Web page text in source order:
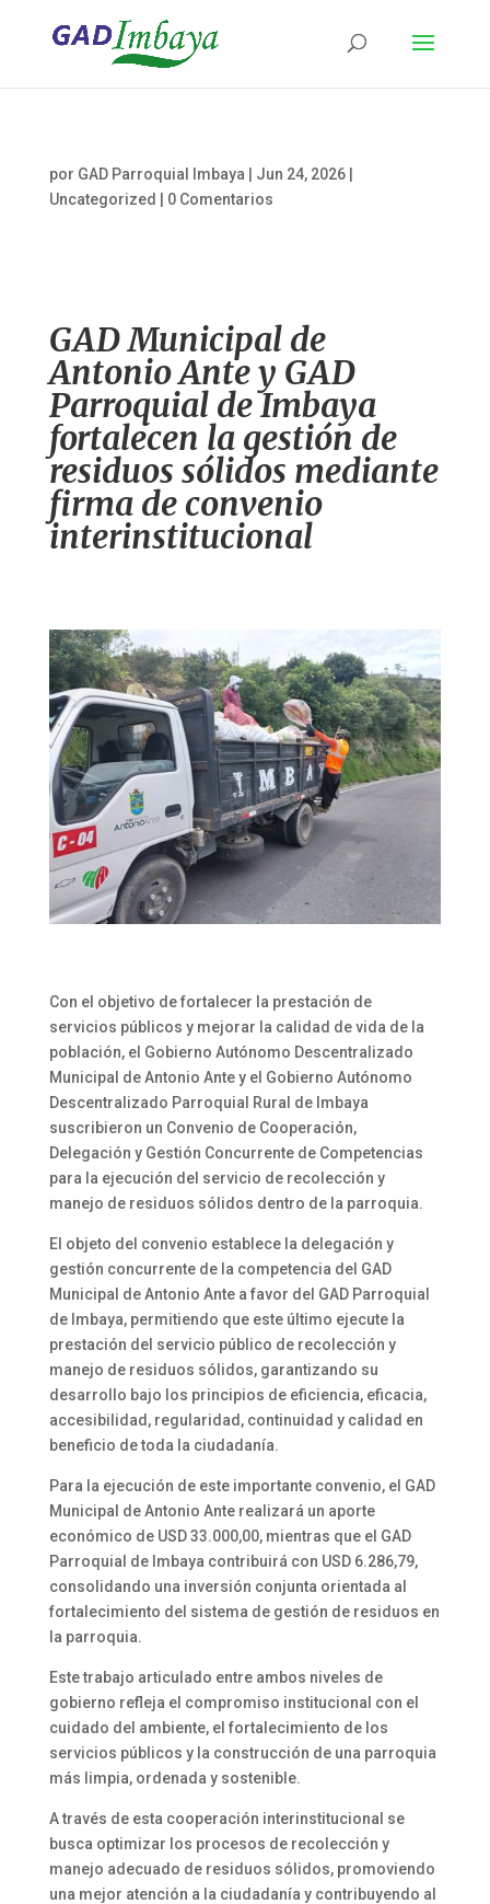
por GAD Parroquial Imbaya Jun 24, 2026|
Uncategorized
0 Comentarios
GAD Municipal de
Antonio Ante y GAD
Parroquial de Imbaya
fortalecen la gestión de
residuos sólidos mediante
firma de convenio
interinstitucional
Con el objetivo de fortalecer la prestación de
servicios públicos y mejorar la calidad de vida de la
población, el Gobierno Autónomo Descentralizado
Municipal de Antonio Ante y el Gobierno Autónomo
Descentralizado Parroquial Rural de Imbaya
suscribieron un Convenio de Cooperación,
Delegación y Gestión Concurrente de Competencias
para la ejecución del servicio de recolección y
manejo de residuos sólidos dentro de la parroquia.
El objeto del convenio establece la delegación y
gestión concurrente de la competencia del GAD
Municipal de Antonio Ante a favor del GAD Parroquial
de Imbaya, permitiendo que este último ejecute la
prestación del servicio público de recolección y
manejo de residuos sólidos, garantizando su
desarrollo bajo los principios de eficiencia, eficacia,
accesibilidad, regularidad, continuidad y calidad en
beneficio de toda la ciudadanía.
Para la ejecución de este importante convenio, el GAD
Municipal de Antonio Ante realizará un aporte
económico de USD 33.000,00, mientras que el GAD
Parroquial de Imbaya contribuirá con USD 6.286,79,
consolidando una inversión conjunta orientada al
fortalecimiento del sistema de gestión de residuos en
la parroquia.
Este trabajo articulado entre ambos niveles de
gobierno refleja el compromiso institucional con el
cuidado del ambiente, el fortalecimiento de los
servicios públicos y la construcción de una parroquia
más limpia, ordenada y sostenible.
A través de esta cooperación interinstitucional se
busca optimizar los procesos de recolección y
manejo adecuado de residuos sólidos, promoviendo
una mejor atención a la ciudadanía y contribuyendo al